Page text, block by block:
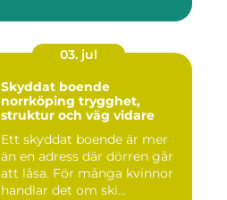
03. jul
Skyddat boende
norrköping trygghet,
struktur och väg vidare
Ett skyddat boende är mer
än en adress där dörren går
att låsa. För många kvinnor
handlar det om ski...